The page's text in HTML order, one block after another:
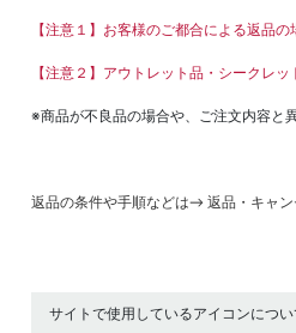
【注意１】お客様のご都合による返品
【注意２】アウトレット品・シークレ
※商品が不良品の場合や、ご注文内容と
返品の条件や手順などは→ 返品・キャン
サイトで使用しているアイコンについ